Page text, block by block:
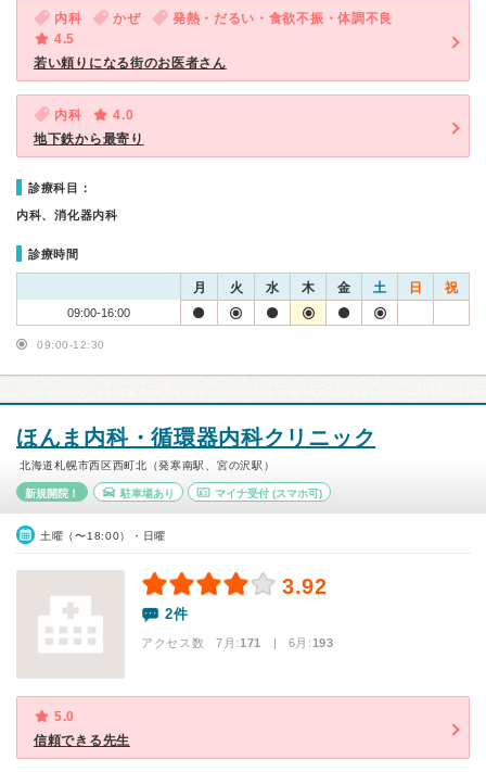
内科 かぜ
発熱・だるい・食欲不振・体調不良
4.5
若い頼りになる街のお医者さん
内科
4.0
地下鉄から最寄り
診療科目：
内科、消化器内科
診療時間
月 火 水 木 金 土 日 祝
09:00-16:00
09:00-12:30
ほんま内科・循環器内科クリニック
北海道札幌市西区西町北（発寒南駅、宮の沢駅）
新規開院！ 駐車場あり マイナ受付 (スマホ可)
土曜（〜18:00）・日曜
3.92
2件
アクセス数 7月:171 | 6月:193
5.0
信頼できる先生